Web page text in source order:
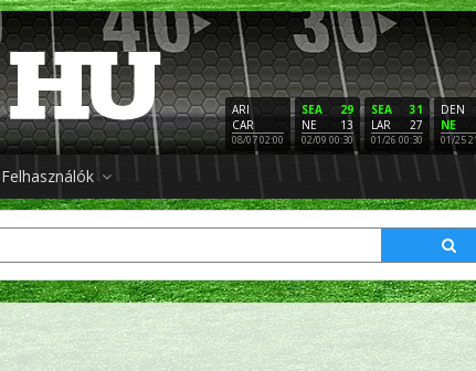
ARI
CAR
08/07 02:00
29
SEA
13
NE
02/09 00:30
31
SEA
27
LAR
01/26 00:30
DEN
NE
01/25
Felhasználók